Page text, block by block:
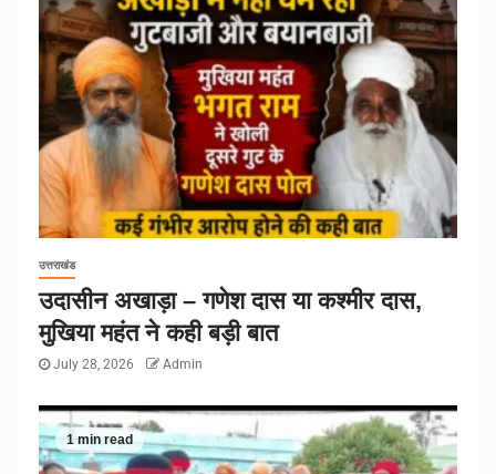
उत्तराखंड
उदासीन अखाड़ा – गणेश दास या कश्मीर दास,
मुखिया महंत ने कही बड़ी बात
July 28, 2026 Admin
1 min read